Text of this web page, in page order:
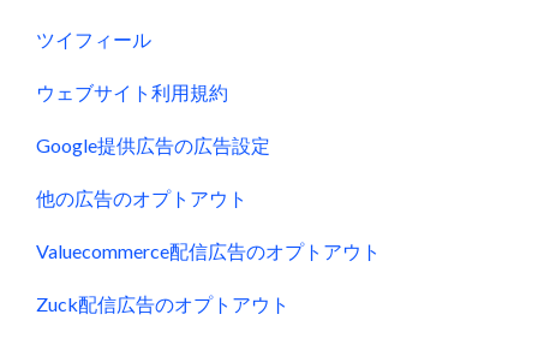
ツイフィール
ウェブサイト利用規約
Google提供広告の広告設定
他の広告のオプトアウト
Valuecommerce配信広告のオプトアウト
Zuck配信広告のオプトアウト